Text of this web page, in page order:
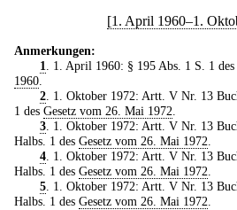
[1. April 1960–1.
Anmerkungen:
1. 1. April 1960: § 195 Abs. 1 S. 1 des
1960.
2. 1. Oktober 1972: Artt. V Nr. 13
1 des Gesetz vom 26. Mai 1972.
3. 1. Oktober 1972: Artt. V Nr. 13
Halbs. 1 des Gesetz vom 26. Mai 1972.
4. 1. Oktober 1972: Artt. V Nr. 13
Halbs. 1 des Gesetz vom 26. Mai 1972.
5. 1. Oktober 1972: Artt. V Nr. 13
Halbs. 1 des Gesetz vom 26. Mai 1972.